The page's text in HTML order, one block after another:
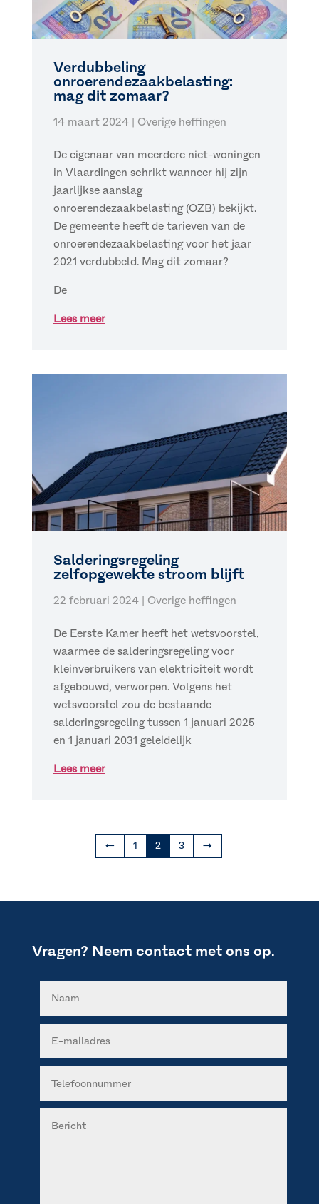
Verdubbeling
onroerendezaakbelasting:
mag dit zomaar?
14 maart 2024| Overige heffingen
De eigenaar van meerdere niet-woningen
in Vlaardingen schrikt wanneer hij zijn
jaarlijkse aanslag
onroerendezaakbelasting (OZB) bekijkt.
De gemeente heeft de tarieven van de
onroerendezaakbelasting voor het jaar
2021 verdubbeld. Mag dit zomaar?
De
Lees meer
Salderingsregeling
zelfopgewekte stroom blijft
22 februari 2024| Overige heffingen
De Eerste Kamer heeft het wetsvoorstel,
waarmee de salderingsregeling voor
kleinverbruikers van elektriciteit wordt
afgebouwd, verworpen. Volgens het
wetsvoorstel zou de bestaande
salderingsregeling tussen 1 januari 2025
en 1 januari 2031 geleidelijk
Lees meer
← 1 2 3 →
Vragen? Neem contact met ons op.